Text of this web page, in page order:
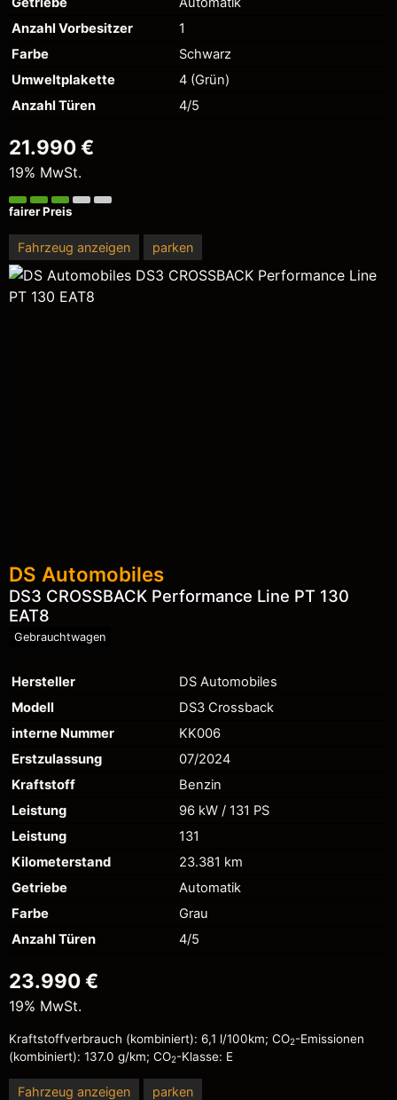
Anzahl Vorbesitzer
1
Farbe
Schwarz
Umweltplakette
4 (Grün)
Anzahl Türen
4/5
21.990 €
19% MwSt.
fairer Preis
Fahrzeug anzeigen parken
DS Automobiles
DS3 CROSSBACK Performance Line PT 130
EAT8
Gebrauchtwagen
Hersteller
DS Automobiles
Modell
DS3 Crossback
interne Nummer
KK006
Erstzulassung
07/2024
Kraftstoff
Benzin
Leistung
96 kW / 131 PS
Leistung
131
Kilometerstand
23.381 km
Getriebe
Automatik
Farbe
Grau
Anzahl Türen
4/5
23.990 €
19% MwSt.
Kraftstoffverbrauch (kombiniert): 6,1 l/100km; CO2-Emissionen
(kombiniert): 137.0 g/km; CO2-Klasse: E
Fahrzeug anzeigen parken